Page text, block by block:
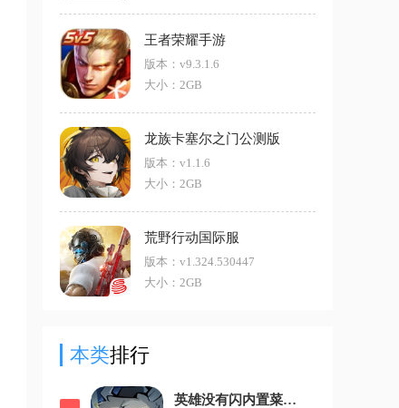
王者荣耀手游
版本：v9.3.1.6
大小：2GB
龙族卡塞尔之门公测版
版本：v1.1.6
大小：2GB
荒野行动国际服
版本：v1.324.530447
大小：2GB
本类排行
英雄没有闪内置菜单版